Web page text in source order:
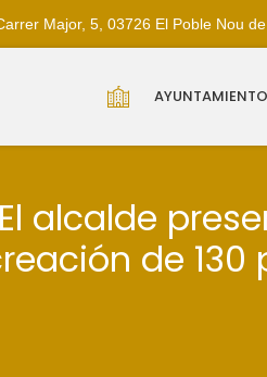
Major, 5, 03726 El Poble Nou
AYUNTAMIENTO
El alcalde
de